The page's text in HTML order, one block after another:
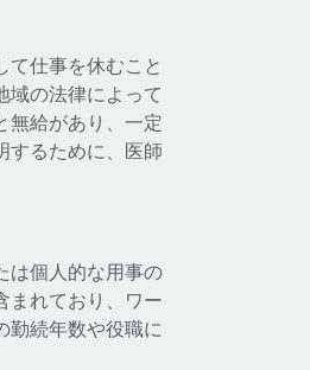
て仕事を休むこと
域の法律によって
無給があり、一定
するために、医師
は個人的な用事の
まれており、ワー
勤続年数や役職に